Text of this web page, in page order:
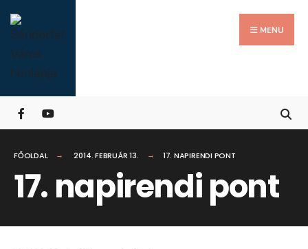
Skip
to
content
MENU
FŐOLDAL 2014. FEBRUÁR 13. 17. NAPIRENDI PONT
17. napirendi pont
for:
Close